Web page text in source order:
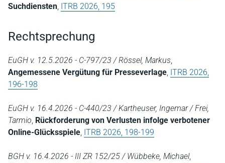
Suchdiensten, ITRB 2026, 195
Rechtsprechung
EuGH v. 12.5.2026 - C-797/23 / Rössel, Markus,
Angemessene Vergütung für Presseverlage, ITRB 2026,
196-198
EuGH v. 16.4.2026 - C-440/23 / Kartheuser, Ingemar / Frei,
Tarmio, Rückforderung von Verlusten infolge verbotener
Online-Glücksspiele, ITRB 2026, 198-199
BGH v. 16.4.2026 - III ZR 152/25 / Wübbeke, Michael,